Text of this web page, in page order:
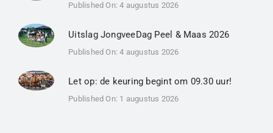
Published On: 4 augustus 2026
Uitslag JongveeDag Peel & Maas 2026
Published On: 4 augustus 2026
Let op: de keuring begint om 09.30 uur!
Published On: 1 augustus 2026